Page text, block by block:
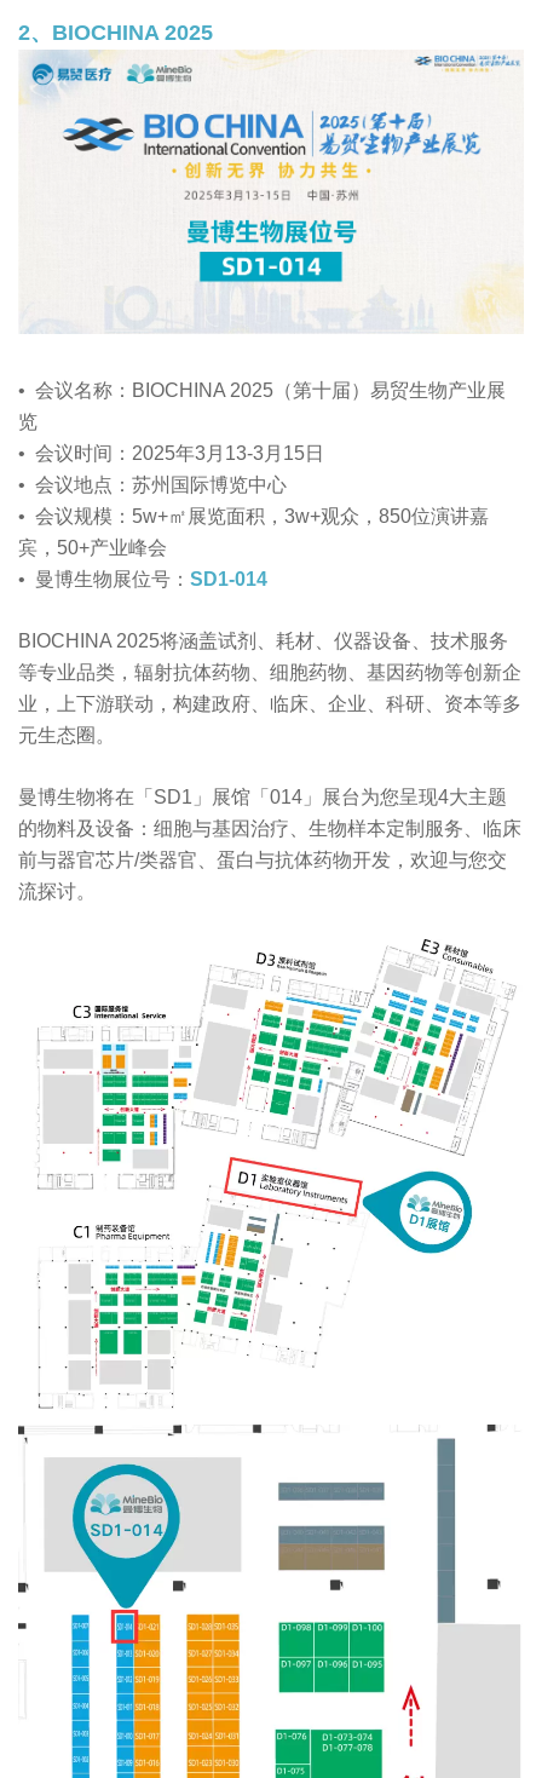
2、BIOCHINA 2025
• 会议名称：BIOCHINA 2025（第十届）易贸生物产业展
览
• 会议时间：2025年3月13-3月15日
• 会议地点：苏州国际博览中心
• 会议规模：5w+㎡展览面积，3w+观众，850位演讲嘉
宾，50+产业峰会
• 曼博生物展位号： SD1-014
BIOCHINA 2025将涵盖试剂、耗材、仪器设备、技术服务
等专业品类，辐射抗体药物、细胞药物、基因药物等创新企
业，上下游联动，构建政府、临床、企业、科研、资本等多
元生态圈。
曼博生物将在「SD1」展馆「014」展台为您呈现4大主题
的物料及设备：细胞与基因治疗、生物样本定制服务、临床
前与器官芯片/类器官、蛋白与抗体药物开发，欢迎与您交
流探讨。